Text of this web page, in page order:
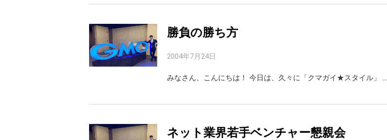
勝負の勝ち方
2004年7月24日
みなさん、こんにちは！ 今日は、久々に「クマガイ★スタイル」 …
ネット業界若手ベンチャー懇親会